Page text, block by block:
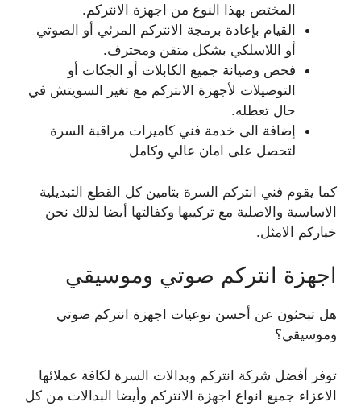
المختص بهذا النوع من اجهزة الانتركم.
القيام بإعادة برمجة الانتركم المرئي أو الصوتي
أو اللاسلكي بشكل متقن ومحترف.
فحص وصيانة جميع الكابلات أو الجكات أو
التوصيلات لأجهزة الانتركم مع تغير السويتش في
حال تعطله.
إضافة الى خدمة فني كاميرات مراقبة السرة
لتحصل على امان عالي وكامل
كما يقوم فني انتركم السرة بتامين كل القطع التبديلية
الاساسية والاصلية مع تركيبها وكفالتها أيضا لذلك نحن
خياركم الامثل.
اجهزة انتركم صوتي وموسيقي
هل تبحثون عن أحسن نوعيات اجهزة انتركم صوتي
وموسيقي؟
توفر أفضل شركة انتركم وبدالات السرة لكافة عملائها
الاعزاء جميع انواع اجهزة الانتركم وأيضا البدالات من كل